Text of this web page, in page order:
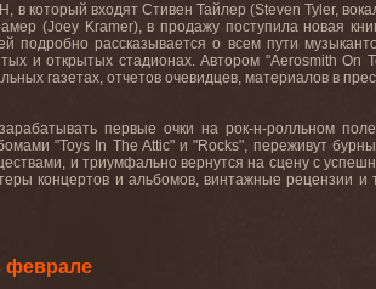
в который входят Стивен Тайлер (Steven Tyler,
(Joey Kramer),в продажу поступила новая
подробно рассказывается о всем пути
и открытых стадионах. Автором "Aerosmith On
газетах, отчетов очевидцев, материалов в
первые очки на рок-н-ролльном
"Toys In The Attic" и "Rocks", переживут
и триумфально вернутся на сцену с
концертов и альбомов, винтажные рецензии и
феврале